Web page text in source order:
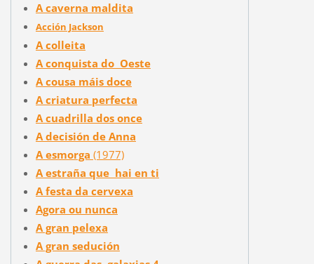
A caverna maldita
Acción Jackson
A colleita
A conquista do Oeste
A cousa máis doce
A criatura perfecta
A cuadrilla dos once
A decisión de Anna
A esmorga (1977)
A estraña que hai en ti
A festa da cervexa
Agora ou nunca
A gran pelexa
A gran sedución